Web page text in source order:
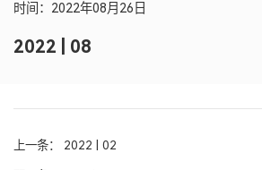
时间：2022年08月26日
2022 | 08
上一条： 2022 | 02